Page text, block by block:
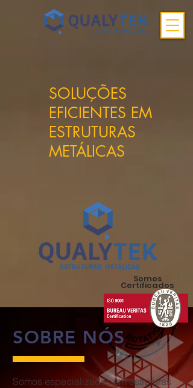
SOLUÇÕES
EFICIENTES EM
ESTRUTURAS
METÁLICAS
Somos especializados em estruturas
SOBRE NÓS
Somos
Certificados